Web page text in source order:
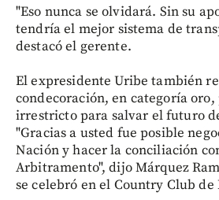
"Eso nunca se olvidará. Sin su
tendría el mejor sistema de
destacó el gerente.
El expresidente Uribe también
condecoración, en categoría oro,
irrestricto para salvar el futuro
"Gracias a usted fue posible
Nación y hacer la conciliación
Arbitramento", dijo Márquez
se celebró en el Country Club